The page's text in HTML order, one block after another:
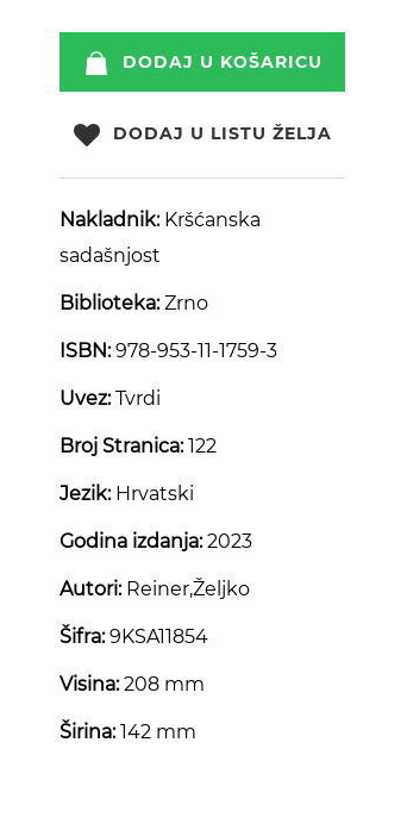
DODAJ U KOŠARICU
DODAJ U LISTU ŽELJA
Nakladnik: Kršćanska
sadašnjost
Biblioteka: Zrno
ISBN:978-953-11-1759-3
Uvez:Tvrdi
Broj Stranica:122
Jezik:Hrvatski
Godina izdanja:2023
Autori:Reiner,Željko
Šifra:9KSA11854
Visina:208 mm
Širina:142 mm